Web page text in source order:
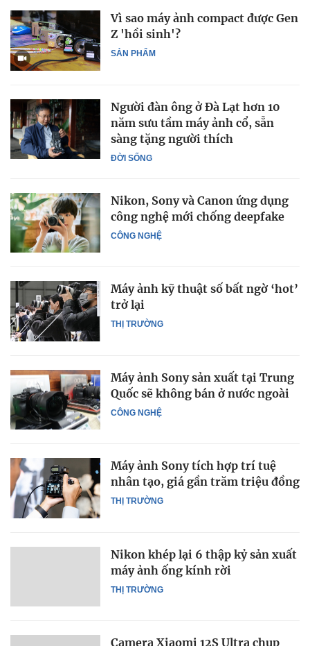
SẢN PHẨM
Vì sao máy ảnh compact được Gen
Z 'hồi sinh'?
ĐỜI SỐNG
Người đàn ông ở Đà Lạt hơn 10
năm sưu tầm máy ảnh cổ, sẵn
sàng tặng người thích
CÔNG NGHỆ
Nikon, Sony và Canon ứng dụng
công nghệ mới chống deepfake
THỊ TRƯỜNG
Máy ảnh kỹ thuật số bất ngờ ‘hot’
trở lại
CÔNG NGHỆ
Máy ảnh Sony sản xuất tại Trung
Quốc sẽ không bán ở nước ngoài
THỊ TRƯỜNG
Máy ảnh Sony tích hợp trí tuệ
nhân tạo, giá gần trăm triệu đồng
THỊ TRƯỜNG
Nikon khép lại 6 thập kỷ sản xuất
máy ảnh ống kính rời
Camera Xiaomi 12S Ultra chụp